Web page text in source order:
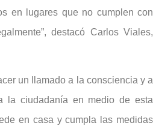
en lugares que no cumplen con
destacó Carlos Viales,
un llamado a la consciencia y a
la ciudadanía en medio de esta
en casa y cumpla las medidas